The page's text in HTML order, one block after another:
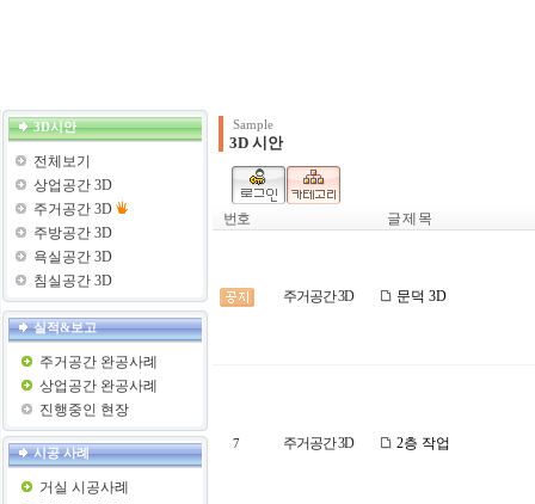
3D시안
전체보기
상업공간 3D
주거공간 3D
주방공간 3D
욕실공간 3D
침실공간 3D
실적&보고
주거공간 완공사례
상업공간 완공사례
진행중인 현장
시공 사례
거실 시공사례
Sample
3D 시안
번호 글 제 목
주거공간 3D 문덕 3D
7 주거공간 3D 2층 작업